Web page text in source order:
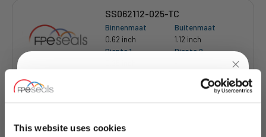
This website uses cookies
SS062112-025-TC
Binnenmaat
0.62 inch
Buitenmaat
1.12 inch
Diepte 1
Diepte 2
6 Voorraad
UNLOCK10% OFF
YOURFIRST ORDER